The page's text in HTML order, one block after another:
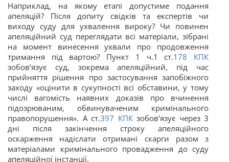
Наприклад, на якому етапі допустиме подання
апеляцій? Після допиту свідків та експертів чи
виходу суду для ухвалення вироку? Чи повинен
апеляційний суд переглядати всі матеріали, зібрані
на момент винесення ухвали про продовження
тримання під вартою? Пункт 1 ч.1 ст.178 КПК
зобов’язує суд, зокрема апеляційний, під час
прийняття рішення про застосування запобіжного
заходу «оцінити в сукупності всі обставини, у тому
числі вагомість наявних доказів про вчинення
підозрюваним, обвинуваченим кримінального
правопорушення». А ст.397 КПКзобов’язує через 3
дні після закінчення строку апеляційного
оскарження надіслати отримані скарги разом з
матеріалами кримінального провадження до суду
апеляційної інстанції.